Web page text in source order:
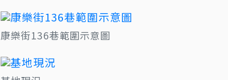
康樂街136巷範圍示意圖